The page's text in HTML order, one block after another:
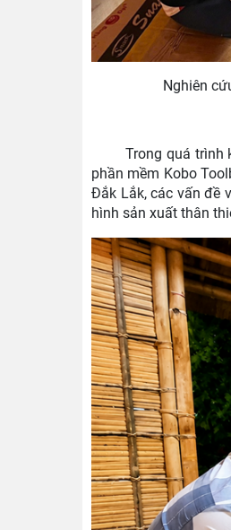
Nghiên
Trong quá trình
phần mềm Kobo
Đắk Lắk, các vấn đề
hình sản xuất thân